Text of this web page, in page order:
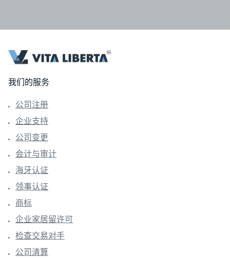
我们的服务
公司注册
企业支持
公司变更
会计与审计
海牙认证
领事认证
商标
企业家居留许可
检查交易对手
公司清算